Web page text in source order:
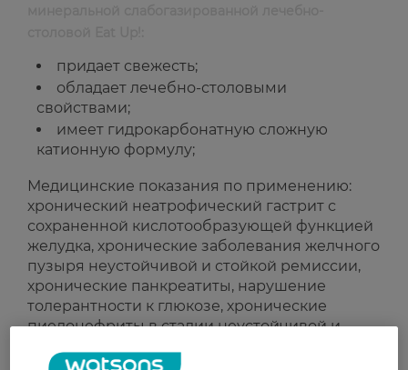
придает свежесть;
обладает лечебно-столовыми
свойствами;
имеет гидрокарбонатную сложную
катионную формулу;
Медицинские показания по применению:
хронический неатрофический гастрит с
сохраненной кислотообразующей функцией
желудка, хронические заболевания желчного
пузыря неустойчивой и стойкой ремиссии,
хронические панкреатиты, нарушение
толерантности к глюкозе, хронические
пиелонефриты в стадии неустойчивой и
жировая дегенерация печени, не